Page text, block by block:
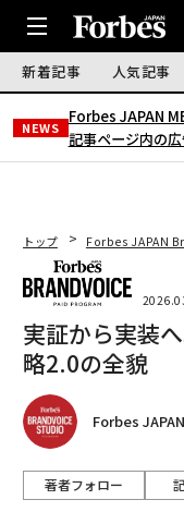
新着記事 人気記事
NEWS
Forbes JAPAN
記事ページ内の
トップ Forbes JAPAN
実証から実装
略2.0の全貌
Forbes
著者フォロー